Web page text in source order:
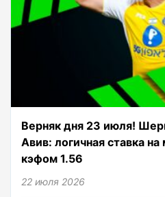
Верняк дня 23 июля!
Авив: логичная ставка
кэфом 1.56
22 июля 2026